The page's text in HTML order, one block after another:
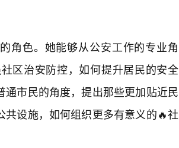
角色。她能够从公安工作的专业角
区治安防控，如何提升居民的安全
市民的角度，提出那些更加贴近民
设施，如何组织更多有意义的🔥社